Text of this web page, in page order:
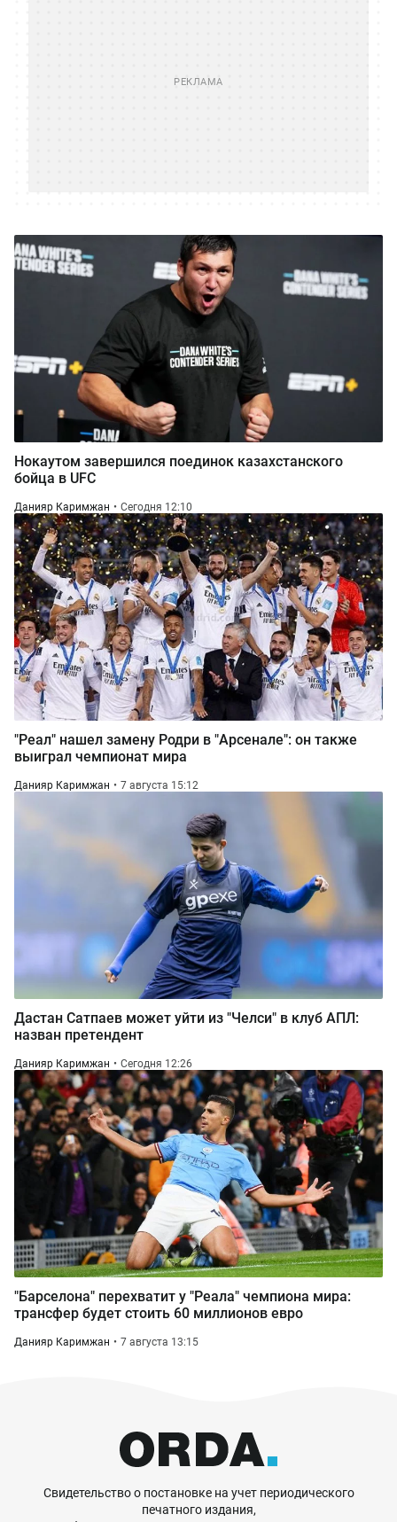
Нокаутом завершился поединок казахстанского
бойца в UFC
Данияр Каримжан Сегодня 12:10
"Реал" нашел замену Родри в "Арсенале": он также
выиграл чемпионат мира
Данияр Каримжан 7 августа 15:12
Дастан Сатпаев может уйти из "Челси" в клуб АПЛ:
назван претендент
Данияр Каримжан Сегодня 12:26
"Барселона" перехватит у "Реала" чемпиона мира:
трансфер будет стоить 60 миллионов евро
Данияр Каримжан 7 августа 13:15
Свидетельство о постановке на учет периодического
печатного издания,